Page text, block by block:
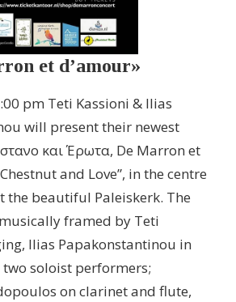
et d’amour»
pm Teti Kassioni & Ilias
will present their newest
και Έρωτα, De Marron et
and Love”, in the centre
the beautiful Paleiskerk. The
framed by Teti
Ilias Papakonstantinou in
soloist performers;
on clarinet and flute,